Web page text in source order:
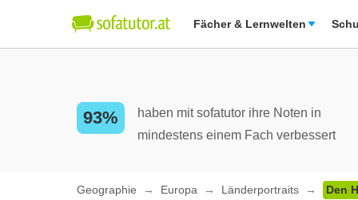
Fächer & Lernwelten
93%
haben mit sofatutor ihre Noten in
mindestens einem Fach verbessert
Geographie Europa Länderportraits Den